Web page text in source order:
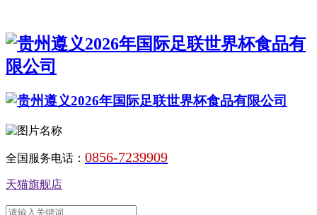
全国服务电话： 0856-7239909
天猫旗舰店